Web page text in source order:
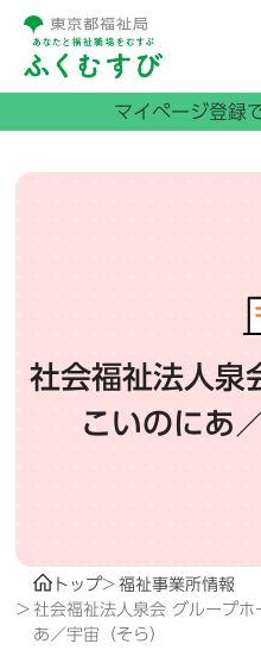
社会福祉法人泉
こいのにあ
トップ
福祉事業所情報
社会福祉法人泉会 グループホ
あ／宇宙（そら）